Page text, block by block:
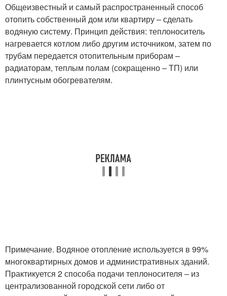
Общеизвестный и самый распространенный способ
отопить собственный дом или квартиру – сделать
водяную систему. Принцип действия: теплоноситель
нагревается котлом либо другим источником, затем по
трубам передается отопительным приборам –
радиаторам, теплым полам (сокращенно – ТП) или
плинтусным обогревателям.
Примечание. Водяное отопление используется в 99%
многоквартирных домов и административных зданий.
Практикуется 2 способа подачи теплоносителя – из
централизованной городской сети либо от